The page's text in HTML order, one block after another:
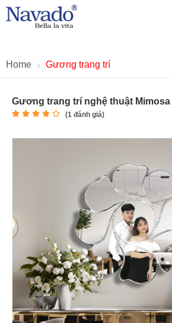
Home Gương trang trí
Gương trang trí nghệ thuật Mimosa
(1 đánh giá)